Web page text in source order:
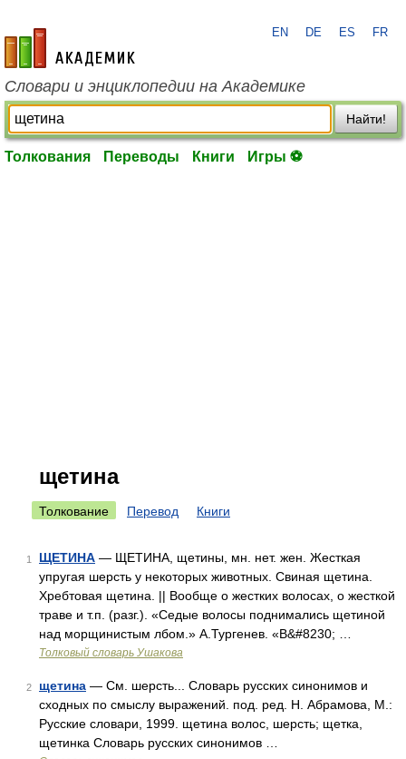
academic.ru
EN DE ES FR
Словари и энциклопедии на Академике
Найти!
Толкования Переводы Книги Игры ⚽
щетина
Толкование Перевод Книги
1 ЩЕТИНА — ЩЕТИНА, щетины, мн. нет. жен. Жесткая
упругая шерсть у некоторых животных. Свиная щетина.
Хребтовая щетина. || Вообще о жестких волосах, о жесткой
траве и т.п. (разг.). «Седые волосы поднимались щетиной
над морщинистым лбом.» А.Тургенев. «В&#8230; …
Толковый словарь Ушакова
2 щетина — См. шерсть... Словарь русских синонимов и
сходных по смыслу выражений. под. ред. Н. Абрамова, М.:
Русские словари, 1999. щетина волос, шерсть; щетка,
щетинка Словарь русских синонимов …